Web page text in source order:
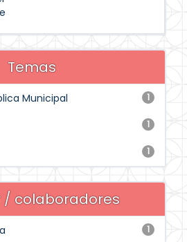
Temas
1
Municipal
1
1
/ colaboradores
1